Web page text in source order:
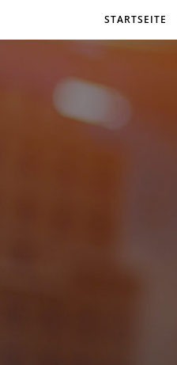
STARTSEITE